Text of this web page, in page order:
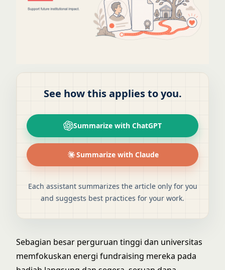
See how this applies to you.
Summarize with ChatGPT
Summarize with Claude
Each assistant summarizes the article only for you
and suggests best practices for your work.
Sebagian besar perguruan tinggi dan universitas
memfokuskan energi fundraising mereka pada